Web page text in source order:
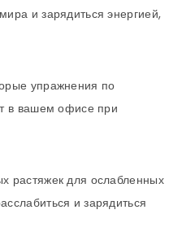
и зарядиться энергией,
упражнения по
в вашем офисе при
растяжек для ослабленных
и зарядиться